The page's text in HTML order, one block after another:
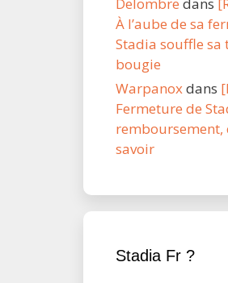
Delombre dans
À l’aube de sa
Stadia souffle sa
bougie
Warpanoxdans
Fermeture de
remboursement,
savoir
Stadia Fr ?